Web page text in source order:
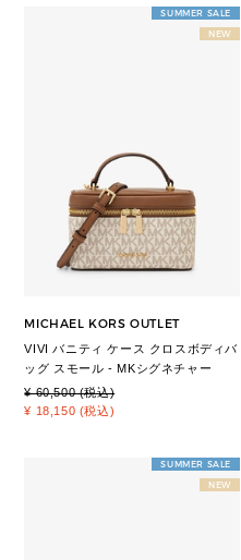
SUMMER SALE
NEW
MICHAEL KORS OUTLET
VIVI バニティ ケース クロスボディバ
ッグ スモール - MKシグネチャー
¥ 60,500 (税込)
¥ 18,150 (税込)
SUMMER SALE
NEW